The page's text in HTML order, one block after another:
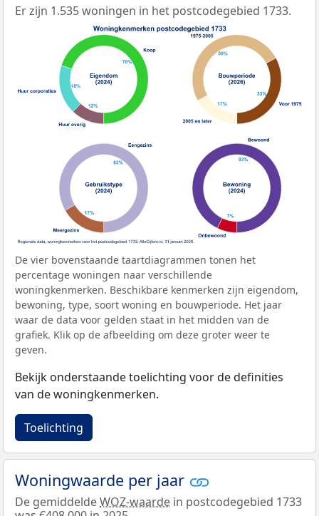
Er zijn 1.535 woningen in het postcodegebied 1733.
De vier bovenstaande taartdiagrammen tonen het
percentage woningen naar verschillende
woningkenmerken. Beschikbare kenmerken zijn eigendom,
bewoning, type, soort woning en bouwperiode. Het jaar
waar de data voor gelden staat in het midden van de
grafiek. Klik op de afbeelding om deze groter weer te
geven.
Bekijk onderstaande toelichting voor de definities
van de woningkenmerken.
Toelichting
Woningwaarde per jaar
De gemiddeldeWOZ-waarde in postcodegebied 1733